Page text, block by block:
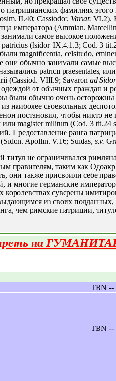
патрицианских фамилиях этого
II.40; Cassiodor. Variar. VI.2).
императора (Ammian.
самое высокое
patricius (Isidor. IX.4.1.3; Cod. 3
magnificentia, celsitudo,
они обычно занимали самые
patricii praesentales,
(Cassiod. VIII.9; Savaron ad
от обычных граждан и
были обычно очень
наиболее своевольных
постановил, чтобы никто
или magister militum (Cod. 3
Предоставление ранга
Apollin. V.16; Suidas, s.v.
титул не ограничивался
правителям, таким как
они также присвоили себе
и многие германские
королевствах суверены
из своих подданных,
чем римские патриции,
на